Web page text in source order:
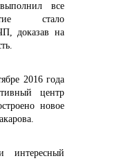
все
стало
доказав на
2016 года
центр
новое